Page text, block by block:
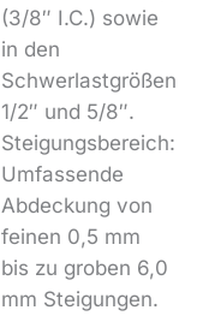
(3/8″ I.C.) sowie
in den
Schwerlastgrößen
1/2″ und 5/8″.
Steigungsbereich:
Umfassende
Abdeckung von
feinen 0,5 mm
bis zu groben 6,0
mm Steigungen.